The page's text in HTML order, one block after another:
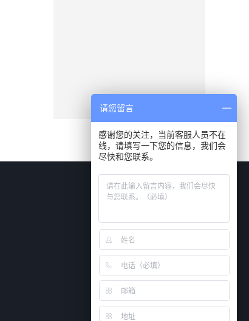
微信扫一扫
请您留言
感谢您的关注，当前客服人员不在
线，请填写一下您的信息，我们会
尽快和您联系。